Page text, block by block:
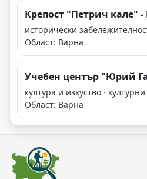
Крепост "Петрич кале" -
исторически
Област: Варна
Учебен център "Юрий
култура и изкуство ·
Област: Варна